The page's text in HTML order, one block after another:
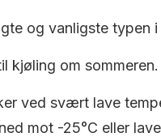
og vanligste
kjøling om sommeren.
ved svært lave
mot -25°C eller